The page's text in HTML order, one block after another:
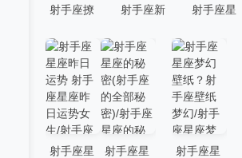
射手座撩
射手座撩
妹王碾压
所有星座/
射手座撩
射手座新
2021(射手
座新浪星
座2021运
势)/射手座
射手座星
高 射手座
星座身高
最高的是
谁/射手座
射手座星
射手座星
射手座星